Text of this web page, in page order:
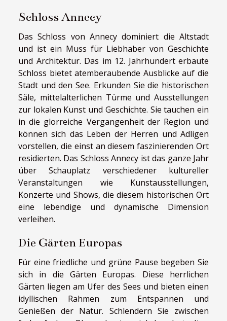
Schloss Annecy
Das Schloss von Annecy dominiert die Altstadt
und ist ein Muss für Liebhaber von Geschichte
und Architektur. Das im 12. Jahrhundert erbaute
Schloss bietet atemberaubende Ausblicke auf die
Stadt und den See. Erkunden Sie die historischen
Säle, mittelalterlichen Türme und Ausstellungen
zur lokalen Kunst und Geschichte. Sie tauchen ein
in die glorreiche Vergangenheit der Region und
können sich das Leben der Herren und Adligen
vorstellen, die einst an diesem faszinierenden Ort
residierten. Das Schloss Annecy ist das ganze Jahr
über Schauplatz verschiedener kultureller
Veranstaltungen wie Kunstausstellungen,
Konzerte und Shows, die diesem historischen Ort
eine lebendige und dynamische Dimension
verleihen.
Die Gärten Europas
Für eine friedliche und grüne Pause begeben Sie
sich in die Gärten Europas. Diese herrlichen
Gärten liegen am Ufer des Sees und bieten einen
idyllischen Rahmen zum Entspannen und
Genießen der Natur. Schlendern Sie zwischen